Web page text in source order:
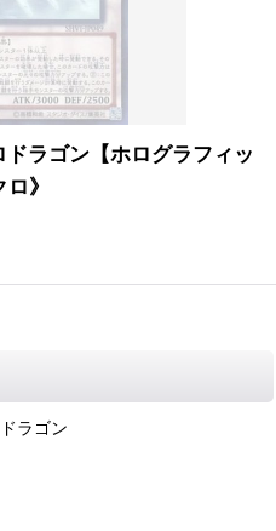
ラゴン【ホログラフィッ
》
ラゴン